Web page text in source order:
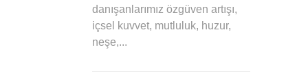
danışanlarımız özgüven artışı,
içsel kuvvet, mutluluk, huzur,
neşe,...